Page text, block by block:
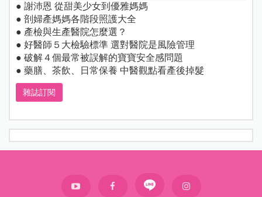
● 謝沛恩 從甜美少女到優雅媽媽
● 剖婦產媽媽各階段照護大全
● 產檢與生產醫院怎麼選？
● 好醫師５大檢驗標準 選對醫院是風險管理
● 破解４個最常被誤解的寶寶安全感問題
● 藥膳、茶飲、日常保養 中醫觀點看產後掉髮
雜誌訂閱